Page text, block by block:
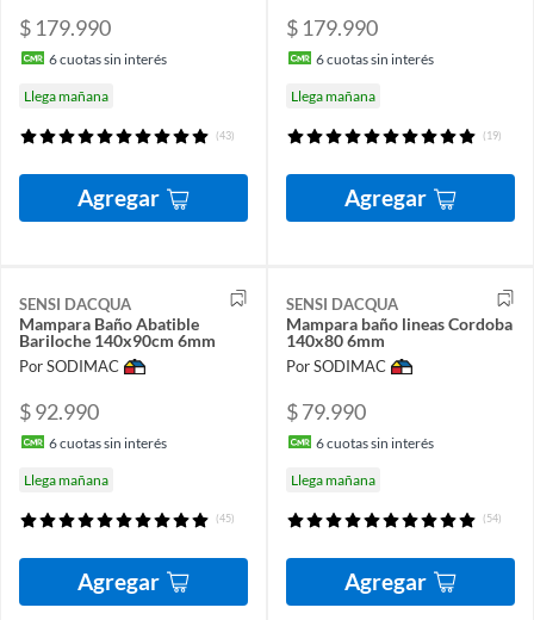
$ 179.990
6cuotas sin interés
Llega mañana
(43)
Agregar
$ 179.990
6cuotas sin interés
Llega mañana
(19)
Agregar
SENSI DACQUA
Mampara Baño Abatible
Bariloche 140x90cm 6mm
Por SODIMAC
$ 92.990
6cuotas sin interés
Llega mañana
(45)
Agregar
SENSI DACQUA
Mampara baño lineas Cordoba
140x80 6mm
Por SODIMAC
$ 79.990
6cuotas sin interés
Llega mañana
(54)
Agregar